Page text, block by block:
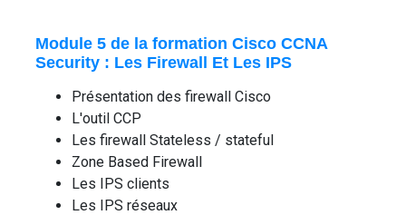
Module 5 de la formation Cisco CCNA
Security : Les Firewall Et Les IPS
Présentation des firewall Cisco
L'outil CCP
Les firewall Stateless / stateful
Zone Based Firewall
Les IPS clients
Les IPS réseaux